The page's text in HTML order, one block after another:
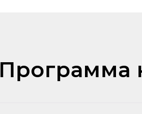
Программа